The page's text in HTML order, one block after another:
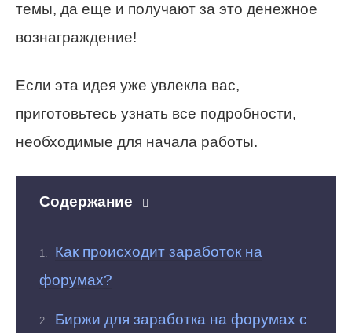
темы, да еще и получают за это денежное
вознаграждение!
Если эта идея уже увлекла вас,
приготовьтесь узнать все подробности,
необходимые для начала работы.
Содержание
Как происходит заработок на
форумах?
Биржи для заработка на форумах с